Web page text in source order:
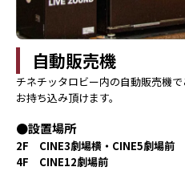
自動販売機
チネチッタロビー内の自動販売機
お持ち込み頂けます。
設置場所
2F CINE3劇場横・CINE5劇場前
4F CINE12劇場前